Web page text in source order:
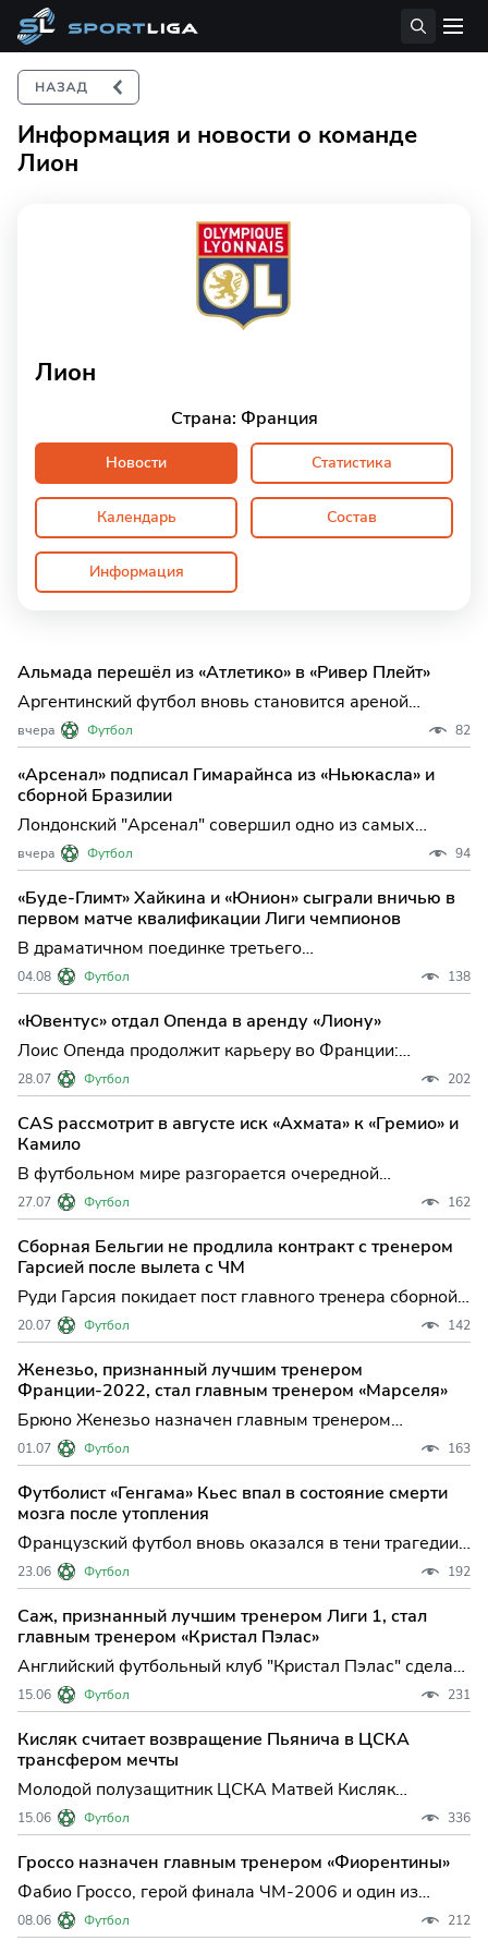
Информация и новости о команде
Лион
Лион
Страна: Франция
Новости Статистика
Календарь Состав
Информация
Альмада перешёл из «Атлетико» в «Ривер Плейт»
Аргентинский футбол вновь становится ареной
громких трансферов: полузащитник национальной
сборной Тьяго Альмада официально сменил
мадридский "Атлетико" на "Ривер Плейт". Этот
переход уже вызвал широкий резонанс среди
болельщиков и экспертов, ведь Аль
вчера Футбол 82
«Арсенал» подписал Гимарайнса из «Ньюкасла» и
сборной Бразилии
Лондонский "Арсенал" совершил одно из самых
громких приобретений этого трансферного окна,
официально объявив о подписании центрального
полузащитника "Ньюкасла" и сборной Бразилии Бруно
Гимарайнса. Этот переход не только усиливает центр
поля "канониро
вчера Футбол 94
«Буде-Глимт» Хайкина и «Юнион» сыграли вничью в
первом матче квалификации Лиги чемпионов
В драматичном поединке третьего
квалификационного раунда Лиги чемпионов "Буде-
Глимт" с российским голкипером Никитой Хайкиным в
составе вырвал ничью на выезде против бельгийского
"Юниона" — 3:3. Этот результат сохраняет интригу в
противостоянии и ост
04.08 Футбол 138
«Ювентус» отдал Опенда в аренду «Лиону»
Лоис Опенда продолжит карьеру во Франции:
бельгийский форвард проведет следующий сезон в
составе "Лиона" на правах аренды, что может стать
ключевым этапом для обеих сторон в преддверии
новых вызовов в европейском футболе. Официально
подтверждено, ч
28.07 Футбол 202
CAS рассмотрит в августе иск «Ахмата» к «Гремио» и
Камило
В футбольном мире разгорается очередной
юридический конфликт: 19 августа Спортивный
арбитражный суд (CAS) рассмотрит дело по иску
грозненского "Ахмата" против бывшего
полузащитника команды Камило и бразильского клуба
"Гремио". Это слушание может стат
27.07 Футбол 162
Сборная Бельгии не продлила контракт с тренером
Гарсией после вылета с ЧМ
Руди Гарсия покидает пост главного тренера сборной
Бельгии: эпоха завершилась после драматичного
вылета с чемпионата мира Сборная Бельгии
официально расстается с Руди Гарсией, который
возглавлял команду последние полтора года.
Решение о прекращени
20.07 Футбол 142
Женезьо, признанный лучшим тренером
Франции-2022, стал главным тренером «Марселя»
Брюно Женезьо назначен главным тренером
"Марселя": новый этап для провансальцев
Футбольный клуб "Марсель" официально объявил о
назначении опытного французского специалиста
Брюно Женезьо на пост главного тренера. Это
решение знаменует собой начало
01.07 Футбол 163
Футболист «Генгама» Кьес впал в состояние смерти
мозга после утопления
Французский футбол вновь оказался в тени трагедии:
21-летний нападающий молодежной команды
"Генгама" Кензо Кьес оказался в состоянии смерти
мозга после несчастного случая на воде. Инцидент
произошел на реке Рона, где молодой игрок оказался
жертвой ро
23.06 Футбол 192
Саж, признанный лучшим тренером Лиги 1, стал
главным тренером «Кристал Пэлас»
Английский футбольный клуб "Кристал Пэлас" сделал
громкое заявление на трансферном рынке тренеров,
пригласив на пост главного тренера одного из самых
ярких специалистов Франции — Пьера Сажа. Это
назначение может стать поворотным моментом для
лондонск
15.06 Футбол 231
Кисляк считает возвращение Пьянича в ЦСКА
трансфером мечты
Молодой полузащитник ЦСКА Матвей Кисляк
поделился с РИА Новости своим мнением о том, кого
из бывших игроков армейского клуба он бы хотел
видеть в нынешнем составе. Без колебаний Кисляк
назвал Миралема Пьянича, подчеркнув, что
возвращение боснийского
15.06 Футбол 336
Гроссо назначен главным тренером «Фиорентины»
Фабио Гроссо, герой финала ЧМ-2006 и один из
самых узнаваемых итальянских защитников XXI века,
официально возглавил "Фиорентину". Это назначение
08.06 Футбол 212